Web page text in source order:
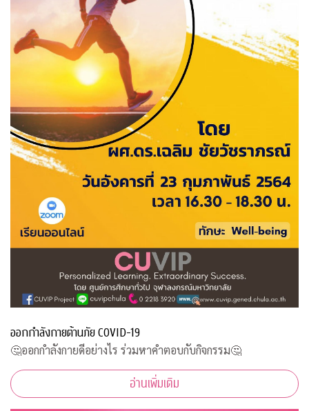
ออกกำลังกายต้านภัย COVID-19
🤔ออกกำลังกายดีอย่างไร ร่วมหาคำตอบกับกิจกรรม🤔
อ่านเพิ่มเติม